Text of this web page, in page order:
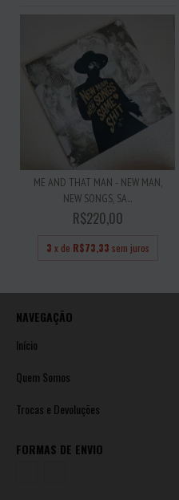
ME AND THAT MAN - NEW MAN,
NEW SONGS, SA...
R$220,00
3 x de R$73,33 sem juros
NAVEGAÇÃO
Início
Quem Somos
Trocas e Devoluções
FORMAS DE ENVIO